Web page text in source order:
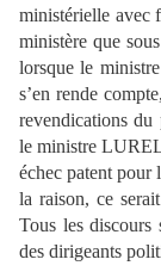
ministérielle avec
ministère que
lorsque le
s’en rende
revendications du
le ministre
échec patent pour
la raison, ce
Tous les
des dirigeants